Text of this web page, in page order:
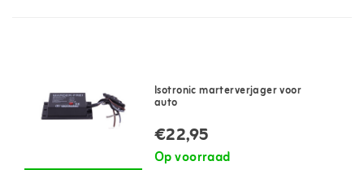
Isotronic marterverjager voor
auto
€22,95
Op voorraad